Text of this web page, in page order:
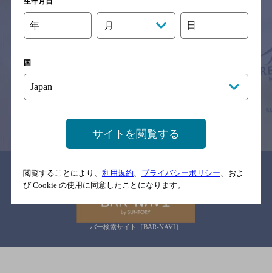
※それぞれのお店のメニューや営業時間などの掲載情報については、
予告なしに変更されることがありますので、
念のためお店にご確認の上ご来店くださいますようお願い申し上げま
情報提供：ぐるなび
関連リンク
バー検索サイト［BAR-NAVI］
年 月 日
国
サイトを閲覧する
閲覧することにより、 利用規約、 プライバシーポリシー、およ
び Cookie の使用に同意したことになります。